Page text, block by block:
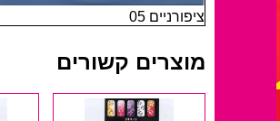
ציפורניים 05
מוצרים קשורים